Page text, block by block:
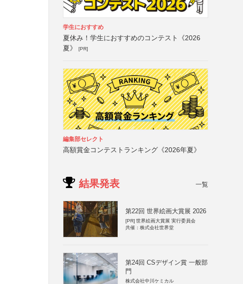
学生におすすめ
夏休み！学生におすすめのコンテスト《2026
夏》
[PR]
編集部セレクト
高額賞金コンテストランキング《2026年夏》
結果発表 一覧
第22回 世界絵画大賞展 2026
[PR] 世界絵画大賞展 実行委員会
共催：株式会社世界堂
第24回 CSデザイン賞 一般部
門
株式会社中川ケミカル